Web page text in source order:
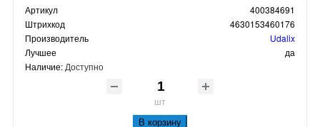
Артикул
400384691
Штрихкод
4630153460176
Производитель
Udalix
Лучшее
да
Наличие: Доступно
шт
В корзину